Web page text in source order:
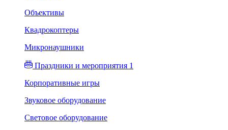
Объективы
Квадрокоптеры
Микронаушники
Праздники и мероприятия 1
Корпоративные игры
Звуковое оборудование
Световое оборудование